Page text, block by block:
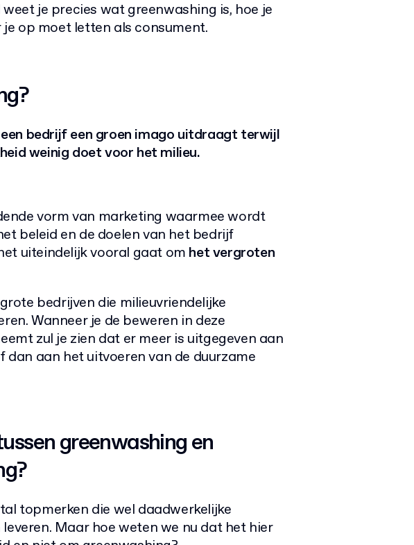
je precies wat greenwashing is, hoe je
op moet letten als consument.
bedrijf een groen imago uitdraagt ​​terwijl
weinig doet voor het milieu.
vorm van marketing waarmee wordt
beleid en de doelen van het bedrijf
uiteindelijk vooral gaat om het vergroten
grote bedrijven die milieuvriendelijke
Wanneer je de beweren in deze
zul je zien dat er meer is uitgegeven aan
aan het uitvoeren van de duurzame
greenwashing en
topmerken die wel daadwerkelijke
Maar hoe weten we nu dat het hier